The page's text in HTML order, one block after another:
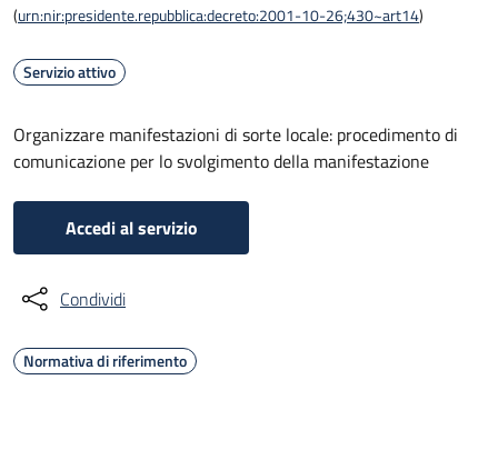
(urn:nir:presidente.repubblica:decreto:2001-10-26;430~art14)
Servizio attivo
Organizzare manifestazioni di sorte locale: procedimento di
comunicazione per lo svolgimento della manifestazione
Accedi al servizio
Condividi
Normativa di riferimento